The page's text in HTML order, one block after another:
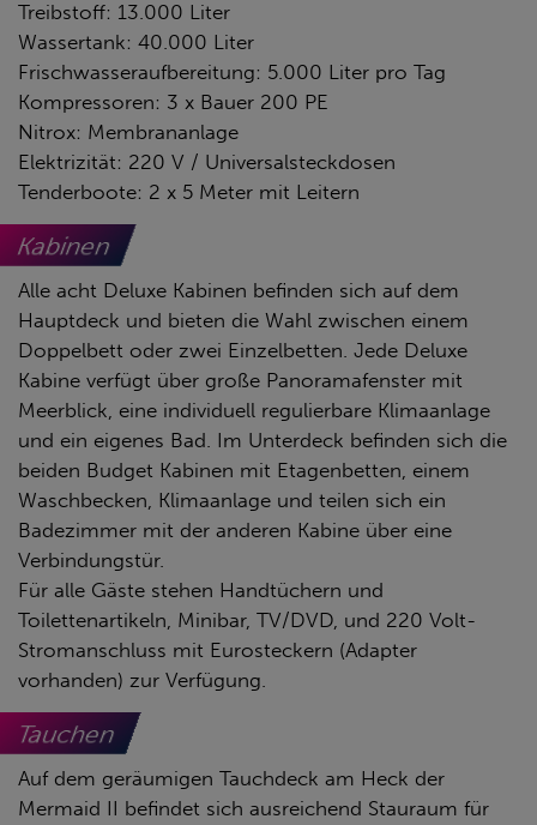
Treibstoff: 13.000 Liter
Wassertank: 40.000 Liter
Frischwasseraufbereitung: 5.000 Liter pro Tag
Kompressoren: 3 x Bauer 200 PE
Nitrox: Membrananlage
Elektrizität: 220 V / Universalsteckdosen
Tenderboote: 2 x 5 Meter mit Leitern
Kabinen
Alle acht Deluxe Kabinen befinden sich auf dem
Hauptdeck und bieten die Wahl zwischen einem
Doppelbett oder zwei Einzelbetten. Jede Deluxe
Kabine verfügt über große Panoramafenster mit
Meerblick, eine individuell regulierbare Klimaanlage
und ein eigenes Bad. Im Unterdeck befinden sich die
beiden Budget Kabinen mit Etagenbetten, einem
Waschbecken, Klimaanlage und teilen sich ein
Badezimmer mit der anderen Kabine über eine
Verbindungstür.
Für alle Gäste stehen Handtüchern und
Toilettenartikeln, Minibar, TV/DVD, und 220 Volt-
Stromanschluss mit Eurosteckern (Adapter
vorhanden) zur Verfügung.
Tauchen
Auf dem geräumigen Tauchdeck am Heck der
Mermaid II befindet sich ausreichend Stauraum für